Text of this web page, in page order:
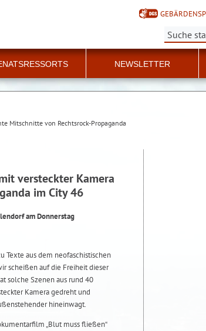
Suche:
NEWSLETTER
Mitschnitte von Rechtsrock-Propaganda
versteckter Kamera
im City 46
am Donnerstag
Texte aus dem neofaschistischen
scheißen auf die Freiheit dieser
solche Szenen aus rund 40
Kamera gedreht und
hineinwagt.
„Blut muss fließen“